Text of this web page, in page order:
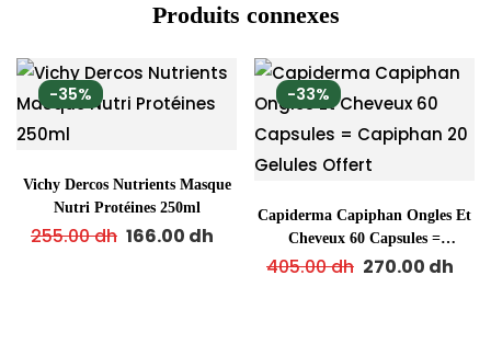
Produits connexes
-35%
Vichy Dercos Nutrients Masque
Nutri Protéines 250ml
255.00dh 166.00 dh
-33%
Capiderma Capiphan Ongles Et
Cheveux 60 Capsules =
Capiphan 20 Gelules Offert
405.00dh 270.00 dh